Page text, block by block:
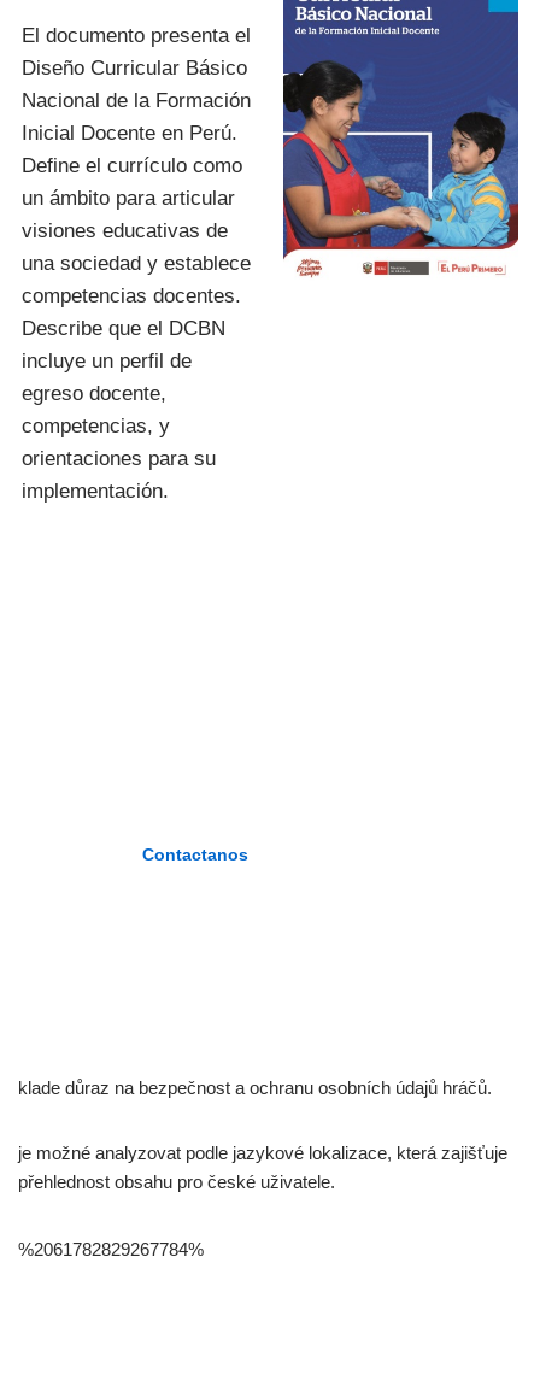
El documento presenta el
Diseño Curricular Básico
Nacional de la Formación
Inicial Docente en Perú.
Define el currículo como
un ámbito para articular
visiones educativas de
una sociedad y establece
competencias docentes.
Describe que el DCBN
incluye un perfil de
egreso docente,
competencias, y
orientaciones para su
implementación.
Contactanos
klade důraz na bezpečnost a ochranu osobních údajů hráčů.
je možné analyzovat podle jazykové lokalizace, která zajišťuje
přehlednost obsahu pro české uživatele.
%2061782829267784%